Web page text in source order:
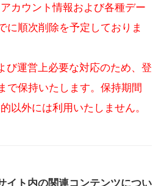
カウント情報および各種デー
に順次削除を予定しておりま
び運営上必要な対応のため、登
で保持いたします。保持期間
以外には利用いたしません。
イト内の関連コンテンツについ